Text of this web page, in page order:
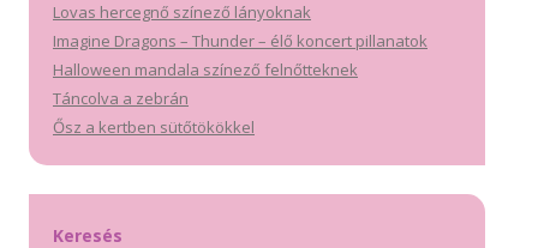
Lovas hercegnő színező lányoknak
Imagine Dragons – Thunder – élő koncert pillanatok
Halloween mandala színező felnőtteknek
Táncolva a zebrán
Ősz a kertben sütőtökökkel
Keresés